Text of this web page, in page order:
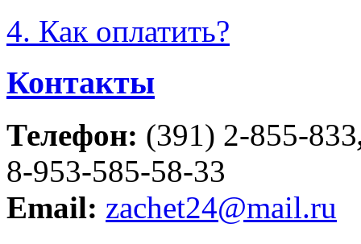
4. Как оплатить?
Контакты
Телефон: (391) 2-855-833
8-953-585-58-33
Email: zachet24@mail.ru